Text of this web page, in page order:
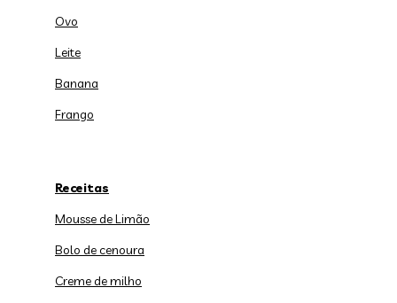
Ovo
Leite
Banana
Frango
Receitas
Mousse de Limão
Bolo de cenoura
Creme de milho